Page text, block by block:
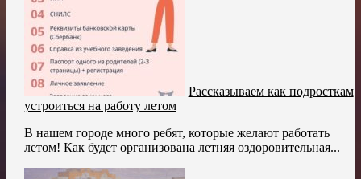
Рассказываем как подросткам
устроиться на работу летом
В нашем городе много ребят, которые желают работать
летом! Как будет организована летняя оздоровительная...